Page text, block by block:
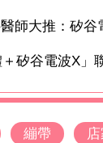
師大推：矽谷
矽谷電波X」
繃帶